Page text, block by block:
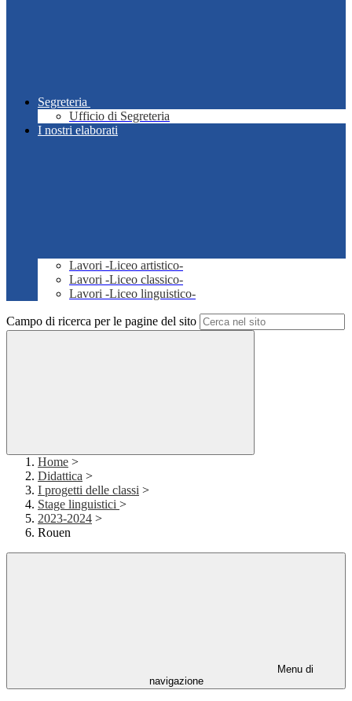
Segreteria
Ufficio di Segreteria
I nostri elaborati
Lavori -Liceo artistico-
Lavori -Liceo classico-
Lavori -Liceo linguistico-
Campo di ricerca per le pagine del sito
Home >
Didattica >
I progetti delle classi >
Stage linguistici >
2023-2024 >
Rouen
Menu di
navigazione